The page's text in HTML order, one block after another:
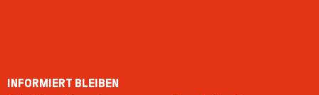
INFORMIERT BLEIBEN